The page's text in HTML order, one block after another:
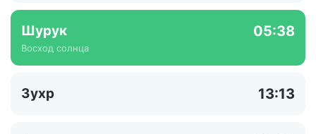
Шурук 05:38
Восход солнца
Зухр 13:13